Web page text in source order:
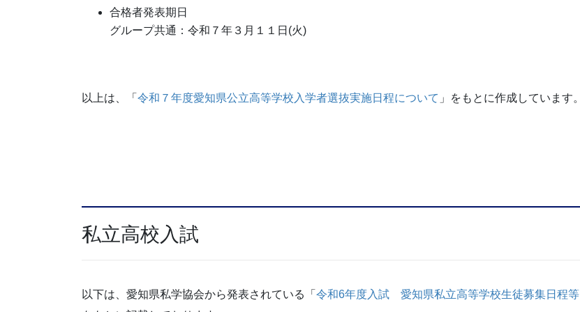
合格者発表期日
グループ共通：令和７年３月１１日(火)
以上は、「 令和７年度愛知県公立高等学校入学者選抜実施日程について 」をもとに作成しています。
私立高校入試
以下は、愛知県私学協会から発表されている「 令和6年度入試 愛知県私立高等学校生徒募集日程等